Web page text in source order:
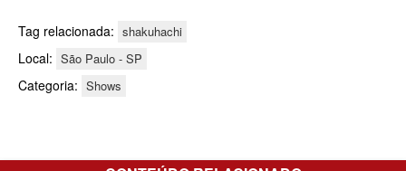
Tag relacionada: shakuhachi
Local: São Paulo - SP
Categoria: Shows